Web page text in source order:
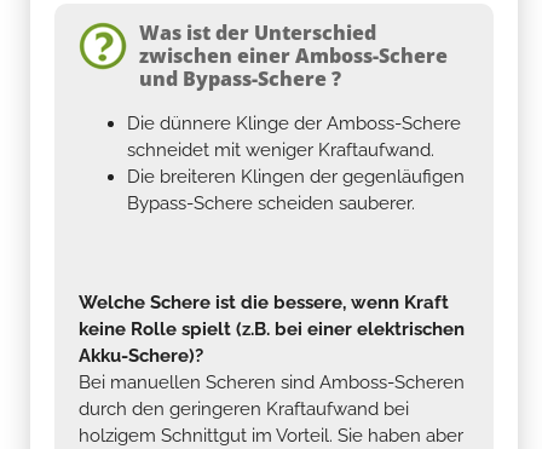
Was ist der Unterschied
zwischen einer Amboss-Schere
und Bypass-Schere ?
Die dünnere Klinge der Amboss-Schere
schneidet mit weniger Kraftaufwand.
Die breiteren Klingen der gegenläufigen
Bypass-Schere scheiden sauberer.
Welche Schere ist die bessere, wenn Kraft
keine Rolle spielt (z.B. bei einer elektrischen
Akku-Schere)?
Bei manuellen Scheren sind Amboss-Scheren
durch den geringeren Kraftaufwand bei
holzigem Schnittgut im Vorteil. Sie haben aber